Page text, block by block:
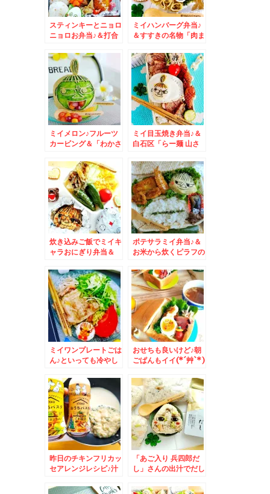
スティンキーとニョロ
ニョロお弁当♪＆打合
メ♪
ミイハンバーグ弁当♪
＆すすきの名物「肉ま
楼」さんと「茶寮」さ
ん♪
ミイメロン♪フルーツ
カービング＆「わかさ
の「いもてん」でコー
ヒーブレイクが最高～
こちら来たら定番です
(*´艸`*)
ミイ目玉焼き弁当♪＆
白石区「らー麺 山さ
煮干しラーメン 岩海
苔トッピング」激ウマ
煮干しラーメンのお店
(*´艸`*)
炊き込みご飯でミイキ
ャラおにぎり弁当＆
「やきとり弁当」「塩
タレ」が一番好きっ！
期間限定小いけのカレ
ーにも誘惑される(*
´艸`*)
ポテサラミイ弁当♪＆
お米から炊くピラフの
トドリアレシピ♪無性
にシリーズ
ミイワンプレートごは
ん♪といっても冷やし
は札幌老舗塩ホルモン
で有名な「北光園」さ
んで♪
おせちも良いけど♪朝
ごぱんもイイ(*´艸`*)
昨日のチキンフリカッ
セアレンジレシピ♪汁
タ♪勝手に福岡コラボ
「あご入り 兵四郎だ
し」さんの出汁でだし
`*)onigiri